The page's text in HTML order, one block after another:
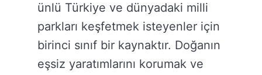
ünlü Türkiye ve dünyadaki milli
parkları keşfetmek isteyenler için
birinci sınıf bir kaynaktır. Doğanın
eşsiz yaratımlarını korumak ve